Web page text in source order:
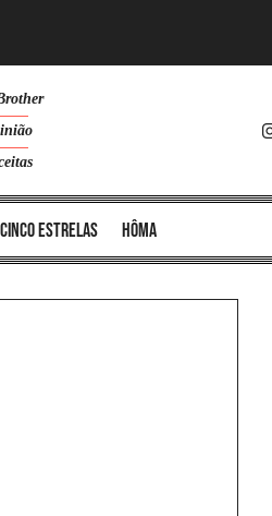
Estrelas Hôma